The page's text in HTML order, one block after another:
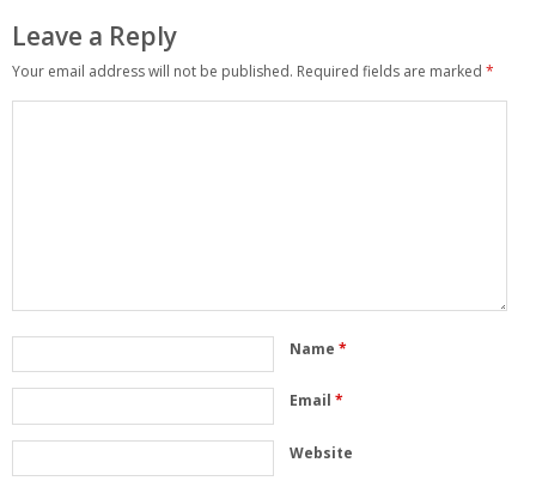
Leave a Reply
Your email address will not be published. Required fields are marked *
Name *
Email *
Website